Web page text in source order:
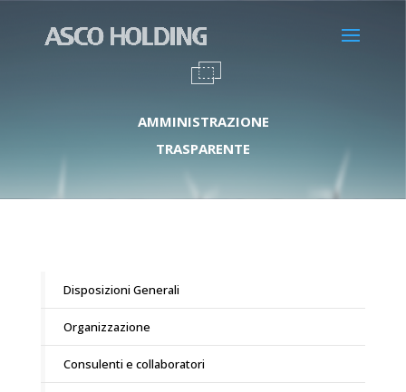
AMMINISTRAZIONE
TRASPARENTE
Disposizioni Generali
Organizzazione
Consulenti e collaboratori